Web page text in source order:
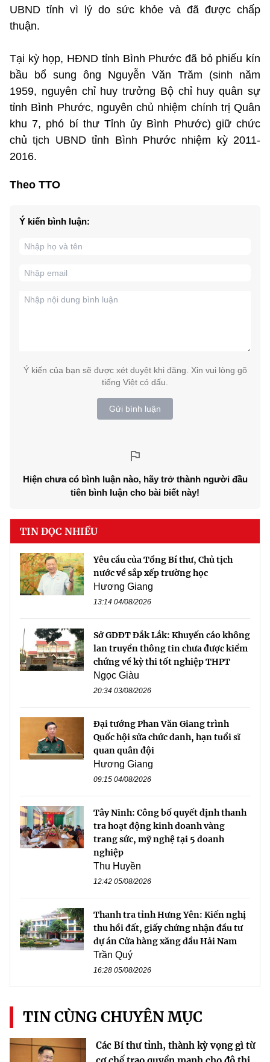
UBND tỉnh vì lý do sức khỏe và đã được chấp
thuận.
Tại kỳ họp, HĐND tỉnh Bình Phước đã bỏ phiếu kín
bầu bổ sung ông Nguyễn Văn Trăm (sinh năm
1959, nguyên chỉ huy trưởng Bộ chỉ huy quân sự
tỉnh Bình Phước, nguyên chủ nhiệm chính trị Quân
khu 7, phó bí thư Tỉnh ủy Bình Phước) giữ chức
chủ tịch UBND tỉnh Bình Phước nhiệm kỳ 2011-
2016.
Theo TTO
Ý kiến bình luận:
Ý kiến của bạn sẽ được xét duyệt khi đăng. Xin vui lòng gõ
tiếng Việt có dấu.
Gửi bình luận
Hiện chưa có bình luận nào, hãy trở thành người đầu
tiên bình luận cho bài biết này!
TIN ĐỌC NHIỀU
Yêu cầu của Tổng Bí thư, Chủ tịch
nước về sắp xếp trường học
Hương Giang
13:14 04/08/2026
Sở GDĐT Đắk Lắk: Khuyến cáo không
lan truyền thông tin chưa được kiểm
chứng về kỳ thi tốt nghiệp THPT
Ngọc Giàu
20:34 03/08/2026
Đại tướng Phan Văn Giang trình
Quốc hội sửa chức danh, hạn tuổi sĩ
quan quân đội
Hương Giang
09:15 04/08/2026
Tây Ninh: Công bố quyết định thanh
tra hoạt động kinh doanh vàng
trang sức, mỹ nghệ tại 5 doanh
nghiệp
Thu Huyền
12:42 05/08/2026
Thanh tra tỉnh Hưng Yên: Kiến nghị
thu hồi đất, giấy chứng nhận đầu tư
dự án Cửa hàng xăng dầu Hải Nam
Trần Quý
16:28 05/08/2026
TIN CÙNG CHUYÊN MỤC
Các Bí thư tỉnh, thành kỳ vọng gì từ